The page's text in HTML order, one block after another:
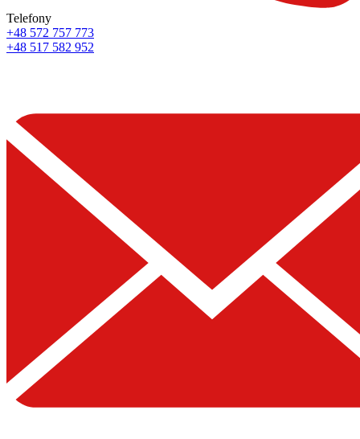
Telefony
+48 572 757 773
+48 517 582 952